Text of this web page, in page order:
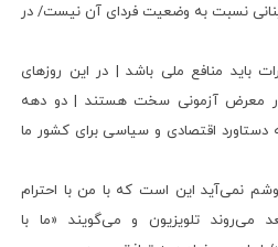
نسبت به وضعیت فردای آن نیست/ در
باید منافع ملی باشد | در این روزهای
در معرض آزمونی سخت هستند | دو دهه
اقتصادی و سیاسی برای کشور ما
نمی‌آید این است که با من با احترام
می‌روند تلویزیون و می‌گویند «ما با